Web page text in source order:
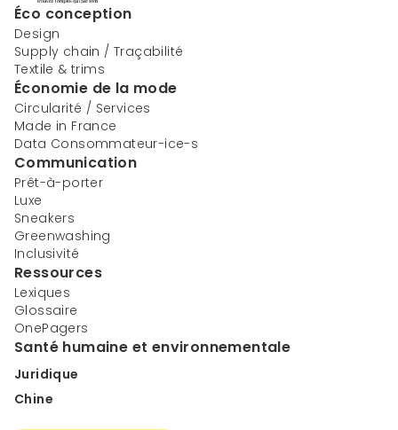
Éco conception
Design
Supply chain / Traçabilité
Textile & trims
Économie de la mode
Circularité / Services
Made in France
Data Consommateur-ice-s
Communication
Prêt-à-porter
Luxe
Sneakers
Greenwashing
Inclusivité
Ressources
Lexiques
Glossaire
OnePagers
Santé humaine et environnementale
Juridique
Chine